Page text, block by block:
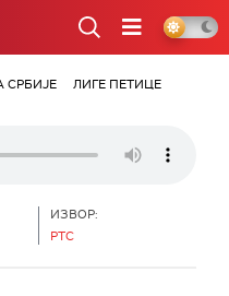
СРБИЈЕ
ЛИГЕ ПЕТИЦЕ
ИЗВОР:
РТС